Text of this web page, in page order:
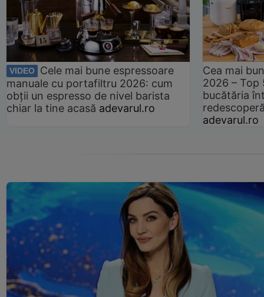
VIDEO
Cele mai bune espressoare
manuale cu portafiltru 2026: cum
obții un espresso de nivel barista
chiar la tine acasă adevarul.ro
Cea mai
2026 –
bucătăria
adevarul.ro